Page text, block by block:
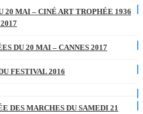
20 MAI – CINÉ ART TROPHÉE 1936
DU 20 MAI – CANNES 2017
FESTIVAL 2016
DES MARCHES DU SAMEDI 21